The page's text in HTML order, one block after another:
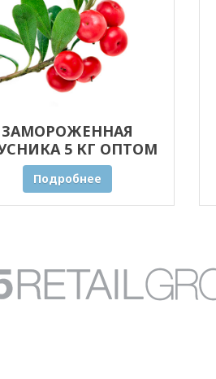
ЗАМОРОЖЕННАЯ
5 КГ ОПТОМ
Подробнее